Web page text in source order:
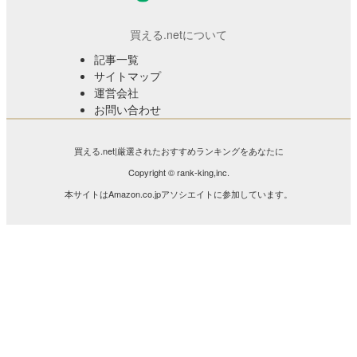
買える.netについて
記事一覧
サイトマップ
運営会社
お問い合わせ
買える.net|厳選されたおすすめランキングをあなたに
Copyright © rank-king,inc.
本サイトはAmazon.co.jpアソシエイトに参加しています。